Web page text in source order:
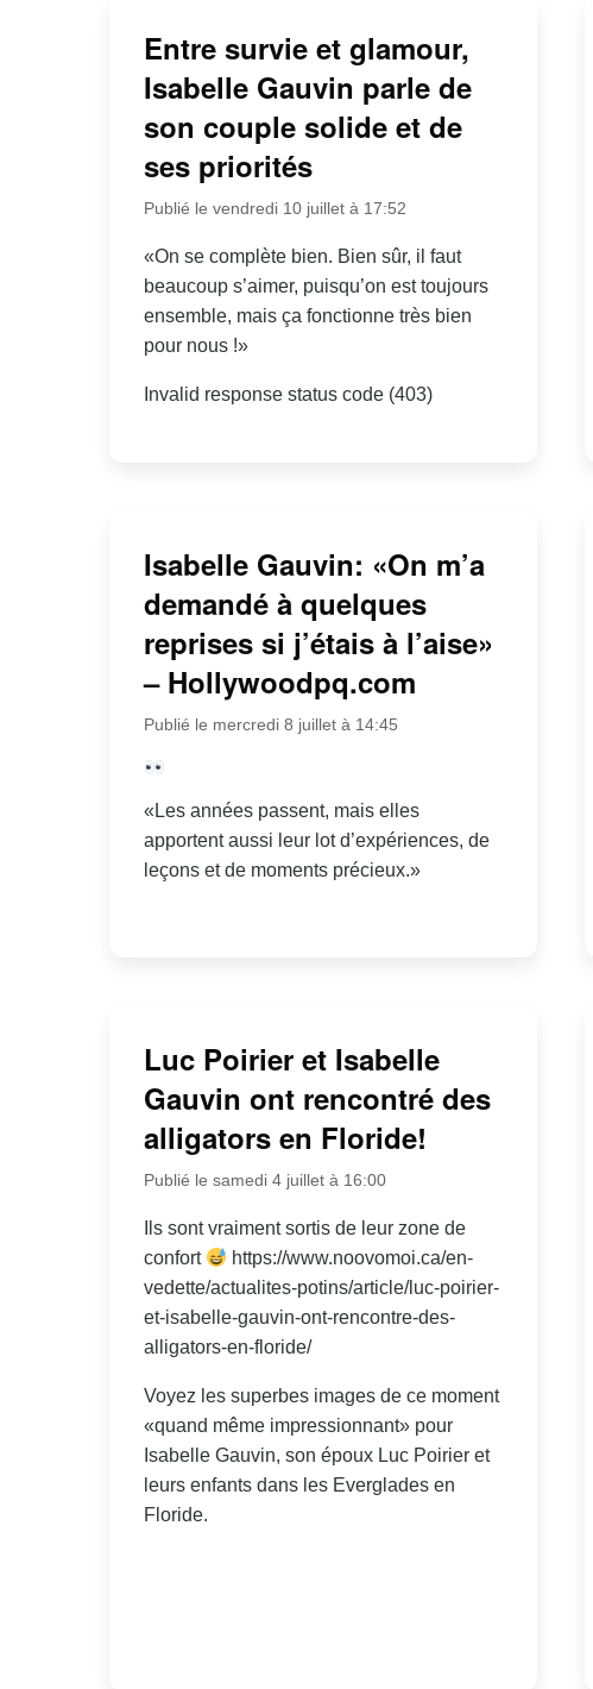
Entre survie et glamour,
Isabelle Gauvin parle de
son couple solide et de
ses priorités
Publié le vendredi 10 juillet à 17:52
«On se complète bien. Bien sûr, il faut
beaucoup s’aimer, puisqu’on est toujours
ensemble, mais ça fonctionne très bien
pour nous !»
Invalid response status code (403)
Isabelle Gauvin: «On m’a
demandé à quelques
reprises si j’étais à l’aise»
– Hollywoodpq.com
Publié le mercredi 8 juillet à 14:45
«Les années passent, mais elles
apportent aussi leur lot d’expériences, de
leçons et de moments précieux.»
Luc Poirier et Isabelle
Gauvin ont rencontré des
alligators en Floride!
Publié le samedi 4 juillet à 16:00
Ils sont vraiment sortis de leur zone de
confort
https://www.noovomoi.ca/en-
vedette/actualites-potins/article/luc-poirier-
et-isabelle-gauvin-ont-rencontre-des-
alligators-en-floride/
Voyez les superbes images de ce moment
«quand même impressionnant» pour
Isabelle Gauvin, son époux Luc Poirier et
leurs enfants dans les Everglades en
Floride.